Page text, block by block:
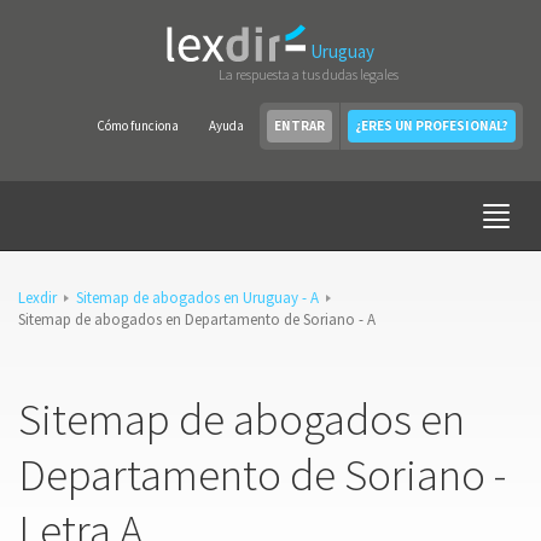
Uruguay
La respuesta a tus dudas legales
Cómo funciona Ayuda ENTRAR ¿ERES UN PROFESIONAL?
Lexdir
Sitemap de abogados en Uruguay - A
Sitemap de abogados en Departamento de Soriano - A
Sitemap de abogados en
Departamento de Soriano -